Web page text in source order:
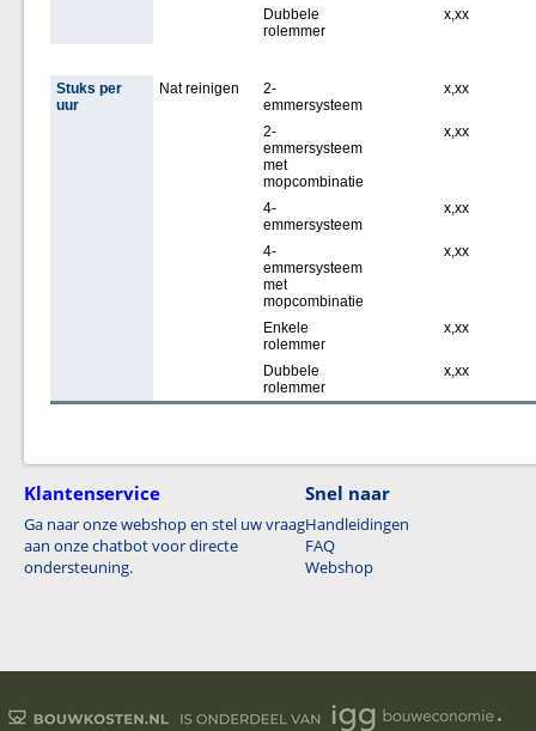
Dubbele
rolemmer
x,xx
Stuks per
uur
Nat reinigen
2-
emmersysteem
x,xx
2-
emmersysteem
met
mopcombinatie
x,xx
4-
emmersysteem
x,xx
4-
emmersysteem
met
mopcombinatie
x,xx
Enkele
rolemmer
x,xx
Dubbele
rolemmer
x,xx
Klantenservice
Ga naar onze webshop en stel uw vraag
aan onze chatbot voor directe
ondersteuning.
Snel naar
Handleidingen
FAQ
Webshop